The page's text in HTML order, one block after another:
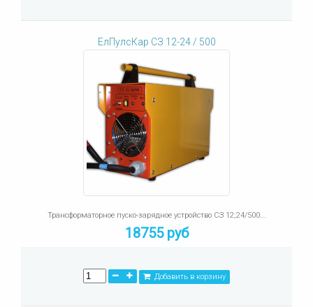
ЕлПулсКар СЗ 12-24 / 500
Трансформаторное пуско-зарядное устройство СЗ 12;24/500...
18755 руб
Добавить в корзину